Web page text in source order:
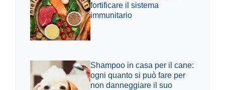
fortificare il sistema
immunitario
Shampoo in casa per il cane:
ogni quanto si può fare per
non danneggiare il suo